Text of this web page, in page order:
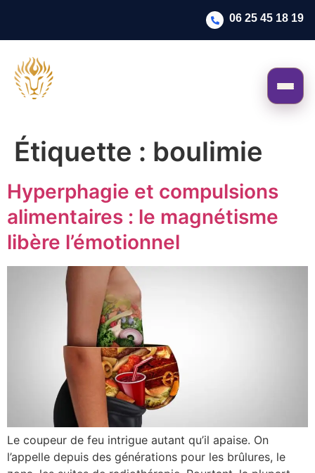
06 25 45 18 19
Étiquette : boulimie
Hyperphagie et compulsions
alimentaires : le magnétisme
libère l’émotionnel
Le coupeur de feu intrigue autant qu’il apaise. On
l’appelle depuis des générations pour les brûlures, le